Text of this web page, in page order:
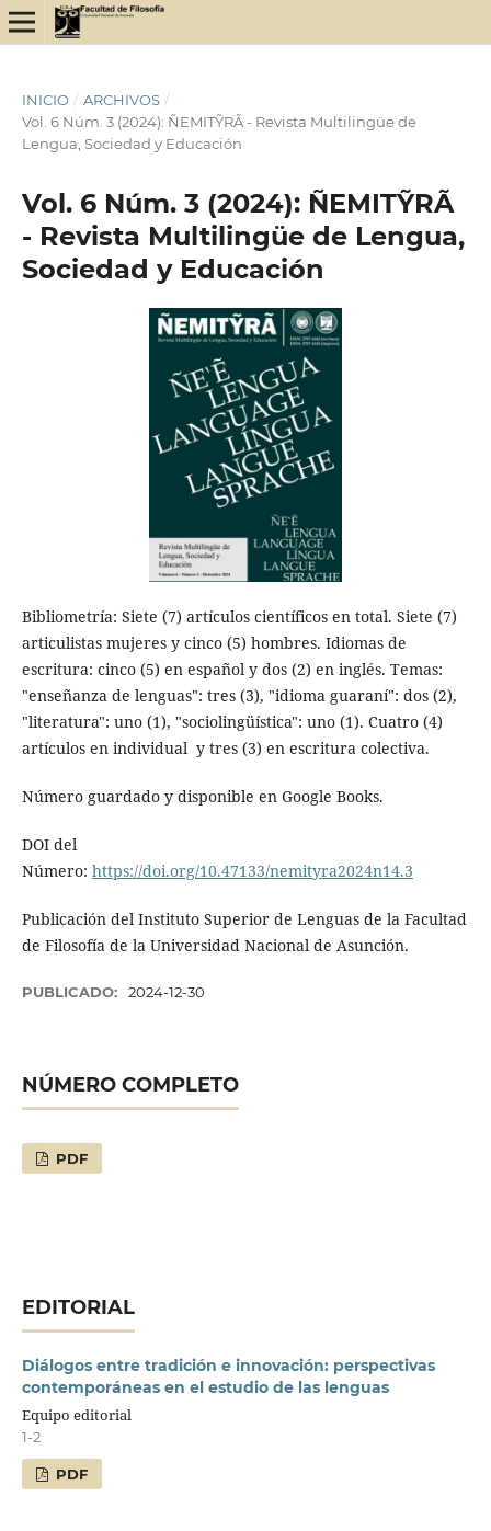
INICIO / ARCHIVOS /
Vol. 6 Núm. 3 (2024): ÑEMITỸRÃ - Revista Multilingüe de
Lengua, Sociedad y Educación
Vol. 6 Núm. 3 (2024): ÑEMITỸRÃ
- Revista Multilingüe de Lengua,
Sociedad y Educación
Bibliometría: Siete (7) artículos científicos en total. Siete (7)
articulistas mujeres y cinco (5) hombres. Idiomas de
escritura: cinco (5) en español y dos (2) en inglés. Temas:
"enseñanza de lenguas": tres (3), "idioma guaraní": dos (2),
"literatura": uno (1), "sociolingüística": uno (1). Cuatro (4)
artículos en individual y tres (3) en escritura colectiva.
Número guardado y disponible en Google Books.
DOI del
Número: https://doi.org/10.47133/nemityra2024n14.3
Publicación del Instituto Superior de Lenguas de la Facultad
de Filosofía de la Universidad Nacional de Asunción.
PUBLICADO: 2024-12-30
NÚMERO COMPLETO
PDF
EDITORIAL
Diálogos entre tradición e innovación: perspectivas
contemporáneas en el estudio de las lenguas
Equipo editorial
1-2
PDF